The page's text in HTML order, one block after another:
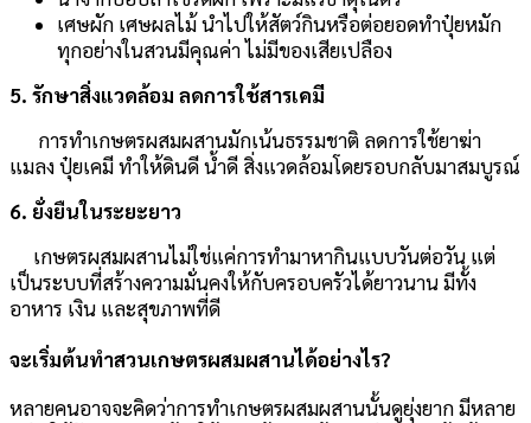
เศษผัก เศษผลไม้ นำไปให้สัตว์กินหรือต่อยอดทำปุ๋ยหมัก
ทุกอย่างในสวนมีคุณค่า ไม่มีของเสียเปลือง
5. รักษาสิ่งแวดล้อม ลดการใช้สารเคมี
การทำเกษตรผสมผสานมักเน้นธรรมชาติ ลดการใช้ยาฆ่า
แมลง ปุ๋ยเคมี ทำให้ดินดี น้ำดี สิ่งแวดล้อมโดยรอบกลับมาสมบูรณ์
6. ยั่งยืนในระยะยาว
เกษตรผสมผสานไม่ใช่แค่การทำมาหากินแบบวันต่อวัน แต่
เป็นระบบที่สร้างความมั่นคงให้กับครอบครัวได้ยาวนาน มีทั้ง
อาหาร เงิน และสุขภาพที่ดี
จะเริ่มต้นทำสวนเกษตรผสมผสานได้อย่างไร?
หลายคนอาจจะคิดว่าการทำเกษตรผสมผสานนั้นดูยุ่งยาก มีหลาย